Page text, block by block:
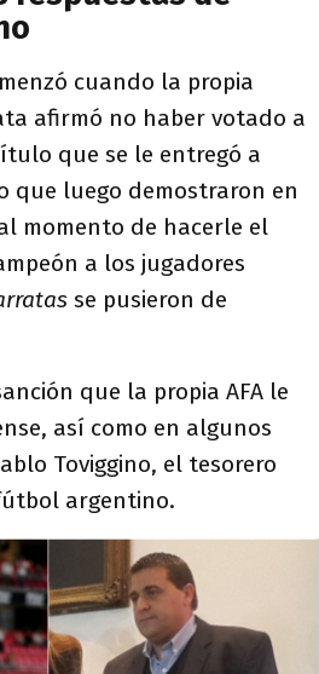
cuando la propia
afirmó no haber votado a
que se le entregó a
que luego demostraron en
momento de hacerle el
a los jugadores
se pusieron de
que la propia AFA le
así como en algunos
Toviggino, el tesorero
argentino.